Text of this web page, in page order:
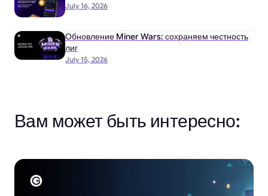
July 16, 2026
July 15, 2026
Обновление Miner Wars: сохраняем честность
лиг
Вам может быть интересно: